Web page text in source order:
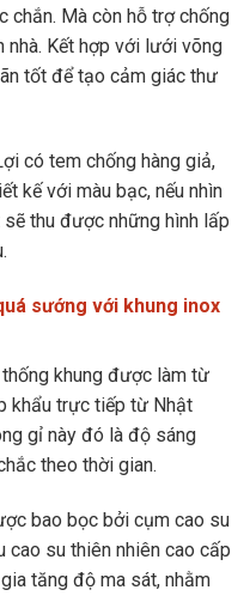
chắn. Mà còn hỗ trợ chống
Kết hợp với lưới võng
tốt để tạo cảm giác thư
có tem chống hàng giả,
kế với màu bạc, nếu nhìn
thu được những hình lấp
sướng với khung inox
khung được làm từ
khẩu trực tiếp từ Nhật
gỉ này đó là độ sáng
theo thời gian.
bao bọc bởi cụm cao su
su thiên nhiên cao cấp
tăng độ ma sát, nhằm